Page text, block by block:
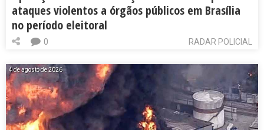
ataques violentos a órgãos públicos em Brasília
no período eleitoral
RADAR POLICIAL
0
4 de agosto de 2026